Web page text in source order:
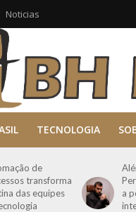
Noticias
TECNOLOGIA
de
transforma
das equipes
a